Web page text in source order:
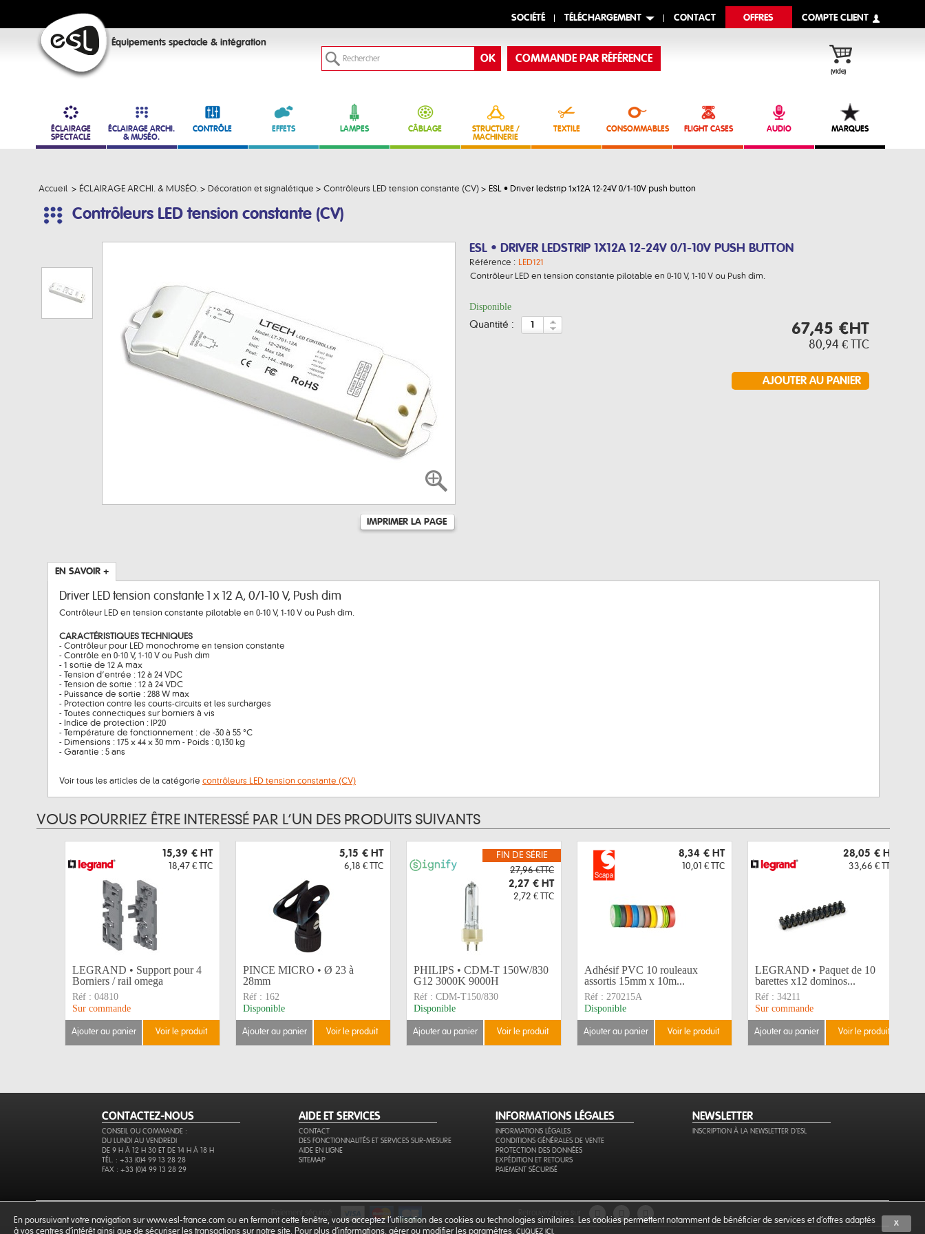
SOCIÉTÉ TÉLÉCHARGEMENT CONTACT OFFRES COMPTE CLIENT
Équipements spectacle & intégration
(vide)
COMMANDE PAR RÉFÉRENCE
ÉCLAIRAGE
SPECTACLE
ÉCLAIRAGE ARCHI.
& MUSÉO.
CONTRÔLE EFFETS LAMPES CÂBLAGE
STRUCTURE /
MACHINERIE
TEXTILE CONSOMMABLES FLIGHT CASES AUDIO MARQUES
Accueil > ÉCLAIRAGE ARCHI. & MUSÉO. > Décoration et signalétique > Contrôleurs LED tension constante (CV) > ESL • Driver ledstrip 1x12A 12-24V 0/1-10V push button
Contrôleurs LED tension constante (CV)
IMPRIMER LA PAGE
ESL • DRIVER LEDSTRIP 1X12A 12-24V 0/1-10V PUSH BUTTON
Référence :
LED121
Contrôleur LED en tension constante pilotable en 0-10 V, 1-10 V ou Push dim.
Disponible
quantité : 67,45 €HT
80,94 € TTC
EN SAVOIR +
Driver LED tension constante 1 x 12 A, 0/1-10 V, Push dim
Contrôleur LED en tension constante pilotable en 0-10 V, 1-10 V ou Push dim.
CARACTÉRISTIQUES TECHNIQUES
- Contrôleur pour LED monochrome en tension constante
- Contrôle en 0-10 V, 1-10 V ou Push dim
- 1 sortie de 12 A max
- Tension d’entrée : 12 à 24 VDC
- Tension de sortie : 12 à 24 VDC
- Puissance de sortie : 288 W max
- Protection contre les courts-circuits et les surcharges
- Toutes connectiques sur borniers à vis
- Indice de protection : IP20
- Température de fonctionnement : de -30 à 55 °C
- Dimensions : 175 x 44 x 30 mm - Poids : 0,130 kg
- Garantie : 5 ans
Voir tous les articles de la catégorie contrôleurs LED tension constante (CV)
VOUS POURRIEZ ÊTRE INTERESSÉ PAR L’UN DES PRODUITS SUIVANTS
15,39 € HT
18,47 € TTC
LEGRAND • Support pour 4
Borniers / rail omega
Réf : 04810
Sur commande
ajouter au panier voir le produit
5,15 € HT
6,18 € TTC
PINCE MICRO • Ø 23 à
28mm
Réf : 162
Disponible
ajouter au panier voir le produit
FIN DE SÉRIE
27,96 €TTC
2,27 € HT
2,72 € TTC
PHILIPS • CDM-T 150W/830
G12 3000K 9000H
Réf : CDM-T150/830
Disponible
ajouter au panier voir le produit
8,34 € HT
10,01 € TTC
Adhésif PVC 10 rouleaux
assortis 15mm x 10m...
Réf : 270215A
Disponible
ajouter au panier voir le produit
28,05 € HT
33,66 € TTC
LEGRAND • Paquet de 10
barettes x12 dominos...
Réf : 34211
Sur commande
ajouter au panier voir le produit
CONTACTEZ-NOUS
CONSEIL OU COMMANDE :
DU LUNDI AU VENDREDI
DE 9 H À 12 H 30 ET DE 14 H À 18 H
TÉL. : +33 (0)4 99 13 28 28
FAX : +33 (0)4 99 13 28 29
AIDE ET SERVICES
CONTACT
DES FONCTIONNALITÉS ET SERVICES SUR-MESURE
AIDE EN LIGNE
SITEMAP
INFORMATIONS LÉGALES
INFORMATIONS LÉGALES
CONDITIONS GÉNÉRALES DE VENTE
PROTECTION DES DONNÉES
EXPÉDITION ET RETOURS
PAIEMENT SÉCURISÉ
NEWSLETTER
INSCRIPTION À LA NEWSLETTER D'ESL
X
En poursuivant votre navigation sur www.esl-france.com ou en fermant cette fenêtre, vous acceptez l’utilisation des cookies ou technologies similaires. Les cookies permettent notamment de bénéficier de services et d'offres adaptés
à vos centres d'intérêt ainsi que de sécuriser les transactions sur notre site. Pour plus d'informations, gérer ou modifier les paramètres, CLIQUEZ ICI .